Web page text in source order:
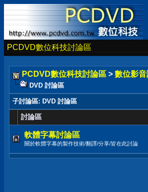
PCDVD數位科技討論區
PCDVD數位科技討論區 > 數位影音
DVD 討論區
子討論區: DVD 討論區
討論區
軟體字幕討論區
關於軟體字幕的製作技術/翻譯/分享/皆在此討論